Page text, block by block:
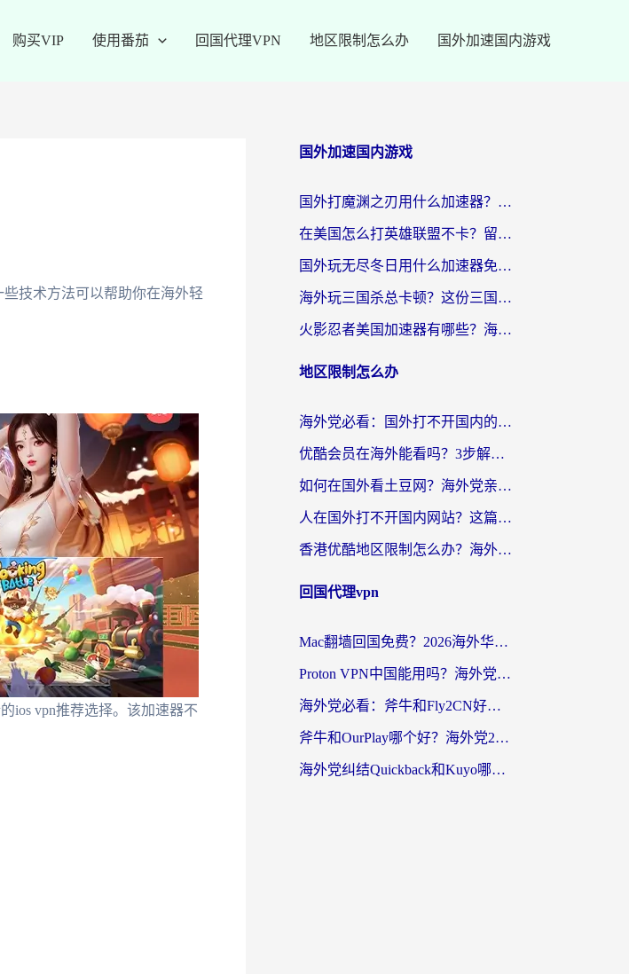
购买VIP 使用番茄 回国代理VPN 地区限制怎么办 国外加速国内游戏
技术方法可以帮助你在海外轻
ios vpn推荐选择。该加速器不
国外加速国内游戏
国外打魔渊之刃用什么加速器？2026海外玩家国服游戏加速全攻略（附闪耀暖暖&复苏的魔女避坑指南）
在美国怎么打英雄联盟不卡？留学生亲测的国服游戏加速全攻略
国外玩无尽冬日用什么加速器免费？海外党国服游戏加速避坑指南
海外玩三国杀总卡顿？这份三国杀游戏加速器指南帮你告别延迟烦恼
火影忍者美国加速器有哪些？海外党亲测的国服游戏加速全攻略（含菲律宾玩三国之刃守望黎明技巧）
地区限制怎么办
海外党必看：国外打不开国内的app怎么办？3步解决你的乡愁
优酷会员在海外能看吗？3步解决海外追剧难题，附实测好用加速器推荐
如何在国外看土豆网？海外党亲测有效的追剧加速器选择指南
人在国外打不开国内网站？这篇攻略帮你无缝解锁国内资源（附交管12123使用技巧）
香港优酷地区限制怎么办？海外党亲测有效的追剧解决方案
回国代理vpn
Mac翻墙回国免费？2026海外华人亲测：从CCTV5直播到国内APP，这样选加速器才靠谱
Proton VPN中国能用吗？海外党选回国加速器的避坑指南（附番茄加速器实测）
海外党必看：斧牛和Fly2CN好用吗？3招教你选对回国加速器（附免费试用攻略）
斧牛和OurPlay哪个好？海外党2026亲测：选对加速器，国内资源秒加载
海外党纠结Quickback和Kuyo哪个好？选对回国加速器才能无缝刷国内资源